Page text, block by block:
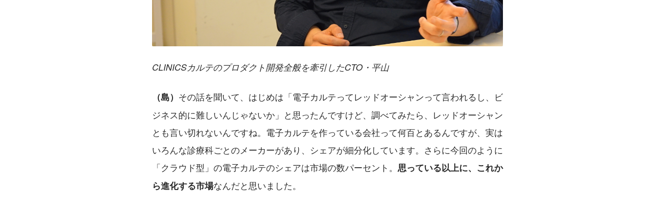
CLINICSカルテのプロダクト開発全般を牽引したCTO・平山
（島） その話を聞いて、はじめは「電子カルテってレッドオーシャンって言われるし、ビ
ジネス的に難しいんじゃないか」と思ったんですけど、調べてみたら、レッドオーシャン
とも言い切れないんですね。電子カルテを作っている会社って何百とあるんですが、実は
いろんな診療科ごとのメーカーがあり、シェアが細分化しています。さらに今回のように
「クラウド型」の電子カルテのシェアは市場の数パーセント。 思っている以上に、これか
ら進化する市場なんだと思いました。